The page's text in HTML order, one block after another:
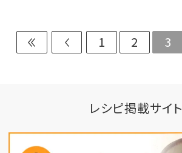
1 2 3
レシピ掲載サイト